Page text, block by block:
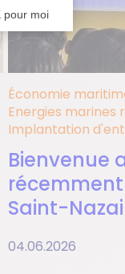
Économie
Energies marines
Implantation
Bienvenue
Saint-
04.06.2026